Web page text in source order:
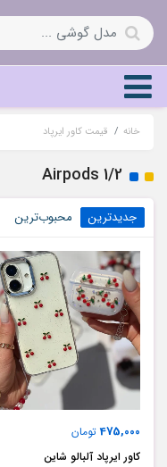
خانه قیمت کاور ایرپاد
Airpods 1/2
جدیدترین محبوب‌ترین
475,000تومان
کاور ایرپاد آلبالو شاین